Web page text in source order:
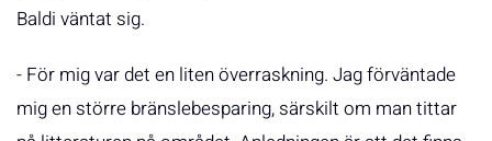
Baldi väntat sig.
- För mig var det en liten överraskning. Jag förväntade
mig en större bränslebesparing, särskilt om man tittar